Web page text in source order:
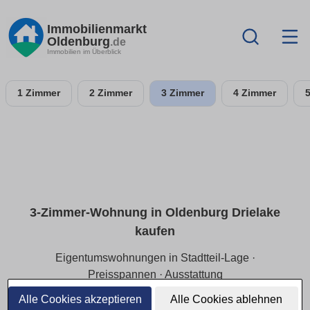
Alle Cookies akzeptieren Alle Cookies ablehnen
Immobilienmarkt
Oldenburg.de
Immobilien im Überblick
1 Zimmer 2 Zimmer 3 Zimmer 4 Zimmer
3-Zimmer-Wohnung in Oldenburg Drielake
kaufen
Eigentumswohnungen in Stadtteil-Lage ·
Preisspannen · Ausstattung
Beliebt bei Paaren/Familien:
3-Zimmer-Wohnungen in